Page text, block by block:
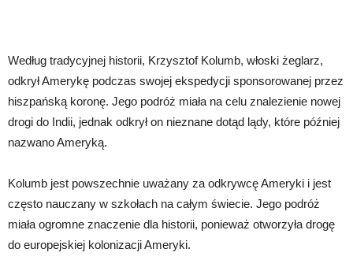
Według tradycyjnej historii, Krzysztof Kolumb, włoski żeglarz,
odkrył Amerykę podczas swojej ekspedycji sponsorowanej przez
hiszpańską koronę. Jego podróż miała na celu znalezienie nowej
drogi do Indii, jednak odkrył on nieznane dotąd lądy, które później
nazwano Ameryką.
Kolumb jest powszechnie uważany za odkrywcę Ameryki i jest
często nauczany w szkołach na całym świecie. Jego podróż
miała ogromne znaczenie dla historii, ponieważ otworzyła drogę
do europejskiej kolonizacji Ameryki.